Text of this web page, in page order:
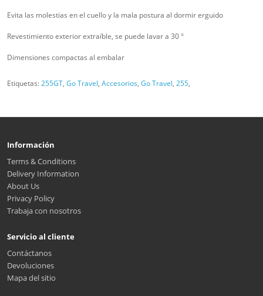
Evita las molestias en el cuello y la mala postura al dormir erguido
Revestimiento exterior extraíble, se puede lavar a 30 °
Dimensiones compactas al embalar
Etiquetas:255GT, Go Travel, Accesorios, Go Travel, 255,
Información
Terms & Conditions
Delivery Information
About Us
Privacy Policy
Trabaja con nosotros
Servicio al cliente
Contáctanos
Devoluciones
Mapa del sitio